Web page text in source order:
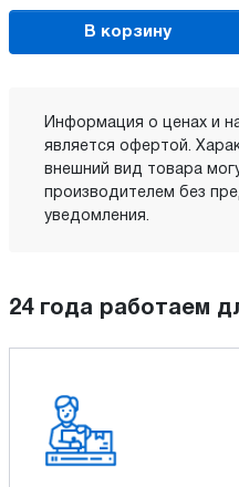
В корзину
Информация о ценах и
является офертой.
внешний вид товара
производителем без
уведомления.
24 года работаем